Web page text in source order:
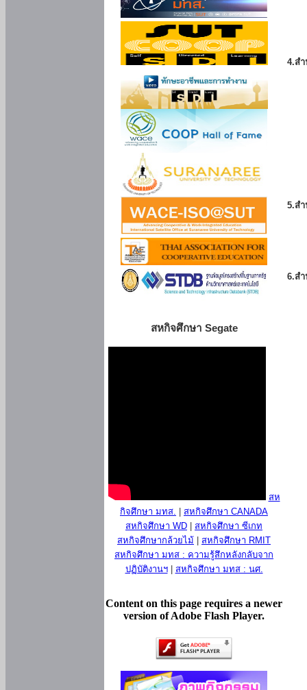
สหกิจศึกษา Segate
สห
กิจศึกษา มทส.
สหกิจศึกษา CANADA
สหกิจศึกษา WD
สหกิจศึกษา ซีเกท
สหกิจศึกษากล้วยไม้
สหกิจศึกษา RMIT
สหกิจศึกษา มทส : ความรู้สึกหลังกลับจาก
ปฏิบัติงานฯ| สหกิจศึกษา มทส : นศ.
Content on this page requires a newer
version of Adobe Flash Player.
4.ส
5.ส
6.ส